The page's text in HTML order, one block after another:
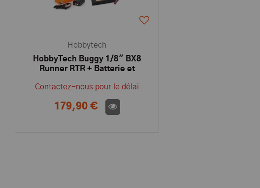
Hobbytech
HobbyTech Buggy 1/8" BX8
Runner RTR + Batterie et
PACK
Contactez-nous pour le délai
179,90 €